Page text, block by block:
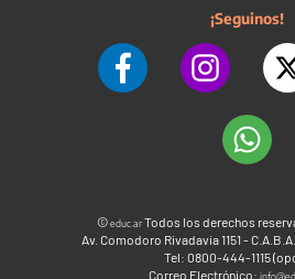
¡Seguinos!
©educ.arTodos los derechos
Av. Comodoro Rivadavia 1151 -
Tel: 0800-444-1115
Correo Electrónico: